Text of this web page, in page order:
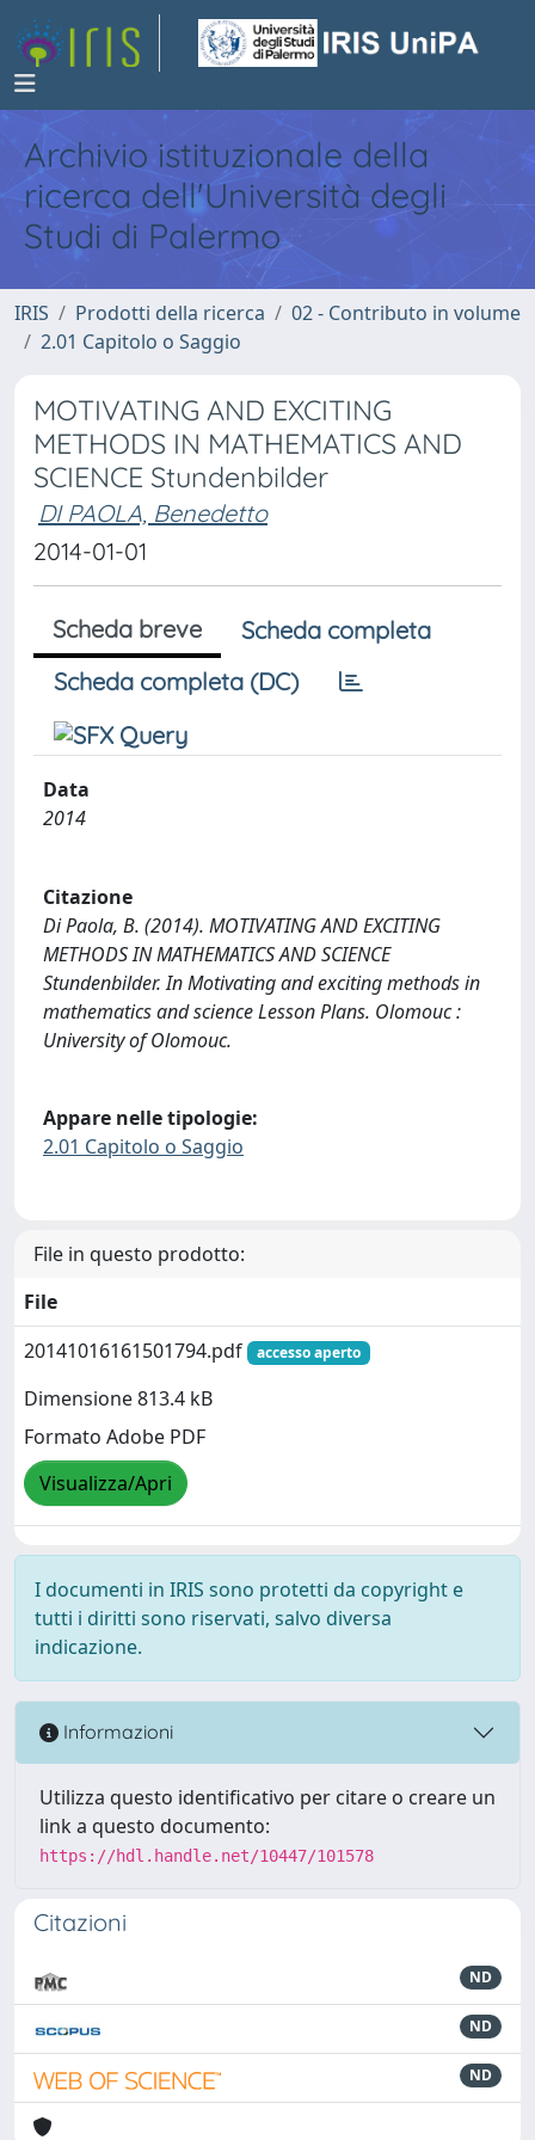
Archivio istituzionale della
ricerca dell'Università degli
Studi di Palermo
IRIS Prodotti della ricerca
02 - Contributo in volume
2.01 Capitolo o Saggio
MOTIVATING AND EXCITING
METHODS IN MATHEMATICS AND
SCIENCE Stundenbilder
DI PAOLA, Benedetto
2014-01-01
Scheda breve
Scheda completa
Scheda completa (DC)
Data
2014
Citazione
Di Paola, B. (2014). MOTIVATING AND EXCITING
METHODS IN MATHEMATICS AND SCIENCE
Stundenbilder. In Motivating and exciting methods in
mathematics and science Lesson Plans. Olomouc :
University of Olomouc.
Appare nelle tipologie:
2.01 Capitolo o Saggio
File in questo prodotto:
File
20141016161501794.pdf
accesso aperto
Dimensione 813.4 kB
Formato Adobe PDF
Visualizza/Apri
I documenti in IRIS sono protetti da copyright e
tutti i diritti sono riservati, salvo diversa
indicazione.
Informazioni
Utilizza questo identificativo per citare o creare un
link a questo documento:
https://hdl.handle.net/10447/101578
Citazioni
ND
ND
ND